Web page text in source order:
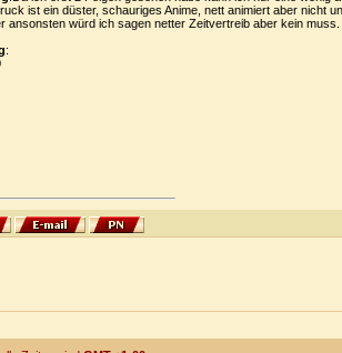
ist ein düster, schauriges Anime, nett animiert aber nicht
ansonsten würd ich sagen netter Zeitvertreib aber kein muss.
: